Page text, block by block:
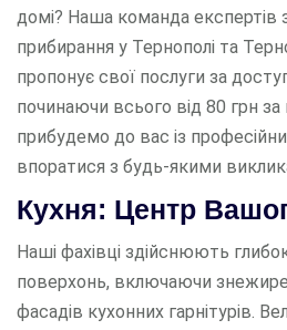
домі? Наша команда експертів
прибирання у Тернополі та
пропонує свої послуги за
починаючи всього від 80 грн
прибудемо до вас із
впоратися з будь-якими
Кухня: Центр
Наші фахівці здійснюють
поверхонь, включаючи
фасадів кухонних гарнітурів.